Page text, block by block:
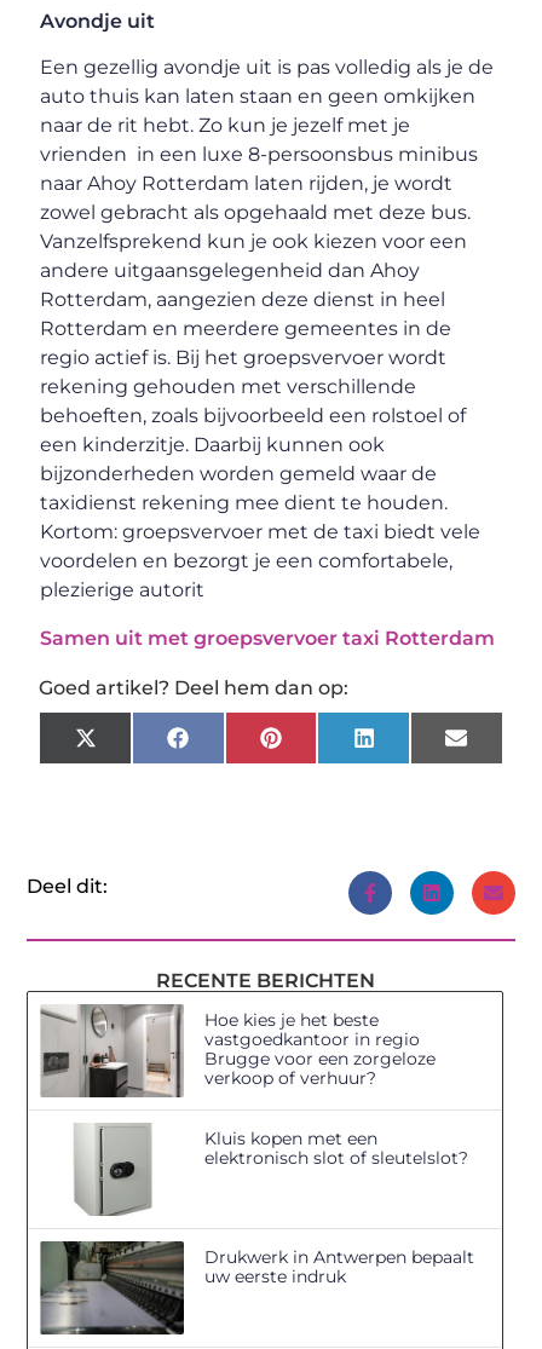
Avondje uit
Een gezellig avondje uit is pas volledig als je de
auto thuis kan laten staan en geen omkijken
naar de rit hebt. Zo kun je jezelf met je
vrienden in een luxe 8-persoonsbus minibus
naar Ahoy Rotterdam laten rijden, je wordt
zowel gebracht als opgehaald met deze bus.
Vanzelfsprekend kun je ook kiezen voor een
andere uitgaansgelegenheid dan Ahoy
Rotterdam, aangezien deze dienst in heel
Rotterdam en meerdere gemeentes in de
regio actief is. Bij het groepsvervoer wordt
rekening gehouden met verschillende
behoeften, zoals bijvoorbeeld een rolstoel of
een kinderzitje. Daarbij kunnen ook
bijzonderheden worden gemeld waar de
taxidienst rekening mee dient te houden.
Kortom: groepsvervoer met de taxi biedt vele
voordelen en bezorgt je een comfortabele,
plezierige autorit
Samen uit met groepsvervoer taxi Rotterdam
Goed artikel? Deel hem dan op:
X
(Twitter)
FacebookPinterestLinkedInEmail
Deel dit:
RECENTE BERICHTEN
Hoe kies je het beste
vastgoedkantoor in regio
Brugge voor een zorgeloze
verkoop of verhuur?
Kluis kopen met een
elektronisch slot of sleutelslot?
Drukwerk in Antwerpen bepaalt
uw eerste indruk